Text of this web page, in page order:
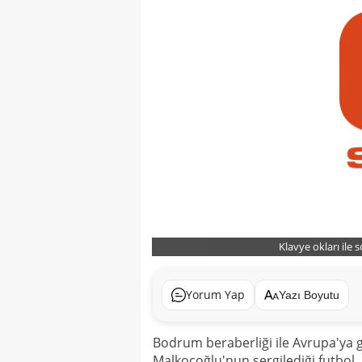
Klavye okları ile
Yorum Yap Yazı Boyutu
Bodrum beraberliği ile Avrupa'ya